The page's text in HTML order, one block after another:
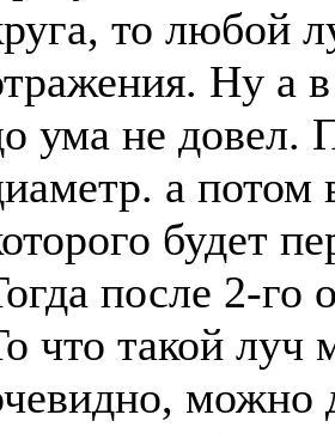
то любой
Ну а
ума не довел.
а потом
будет
после 2-го
что такой луч
можно